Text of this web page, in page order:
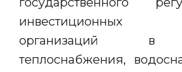
инвестиционных
организаций в
теплоснабжения,